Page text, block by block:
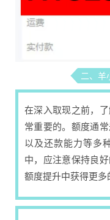
二、羊
在深入取现之前，
常重要的。额度通
以及还款能力等多
中，应注意保持良
额度提升中获得更多